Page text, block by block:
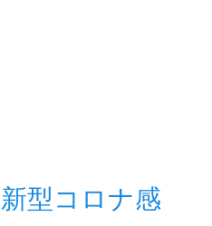
型コロナ感